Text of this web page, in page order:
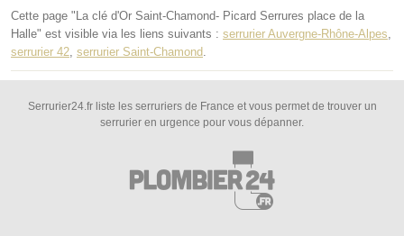
Cette page "La clé d'Or Saint-Chamond- Picard Serrures place de la
Halle" est visible via les liens suivants : serrurier Auvergne-Rhône-Alpes,
serrurier 42, serrurier Saint-Chamond.
Serrurier24.fr liste les serruriers de France et vous permet de trouver un
serrurier en urgence pour vous dépanner.